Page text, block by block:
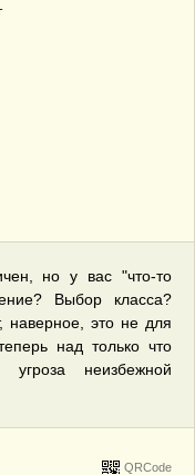
но у вас "что-то
Выбор класса?
наверное, это не для
над только что
неизбежной
QRCode